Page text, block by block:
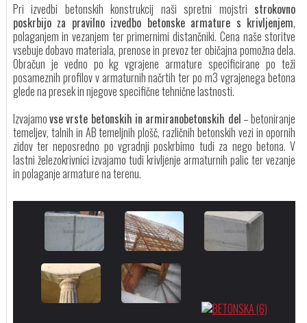
Pri izvedbi betonskih konstrukcij naši spretni mojstri strokovno
poskrbijo za pravilno izvedbo betonske armature s krivljenjem,
polaganjem in vezanjem ter primernimi distančniki. Cena naše storitve
vsebuje dobavo materiala, prenose in prevoz ter običajna pomožna dela.
Obračun je vedno po kg vgrajene armature specificirane po teži
posameznih profilov v armaturnih načrtih ter po m3 vgrajenega betona
glede na presek in njegove specifične tehnične lastnosti.
Izvajamovse vrste betonskih in armiranobetonskih del – betoniranje
temeljev, talnih in AB temeljnih plošč, različnih betonskih vezi in opornih
zidov ter neposredno po vgradnji poskrbimo tudi za nego betona. V
lastni železokrivnici izvajamo tudi krivljenje armaturnih palic ter vezanje
in polaganje armature na terenu.